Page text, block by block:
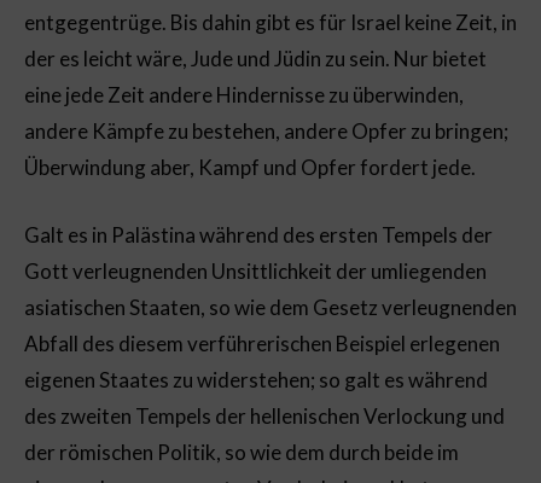
entgegentrüge. Bis dahin gibt es für Israel keine Zeit, in
der es leicht wäre, Jude und Jüdin zu sein. Nur bietet
eine jede Zeit andere Hindernisse zu überwinden,
andere Kämpfe zu bestehen, andere Opfer zu bringen;
Überwindung aber, Kampf und Opfer fordert jede.
Galt es in Palästina während des ersten Tempels der
Gott verleugnenden Unsittlichkeit der umliegenden
asiatischen Staaten, so wie dem Gesetz verleugnenden
Abfall des diesem verführerischen Beispiel erlegenen
eigenen Staates zu widerstehen; so galt es während
des zweiten Tempels der hellenischen Verlockung und
der römischen Politik, so wie dem durch beide im